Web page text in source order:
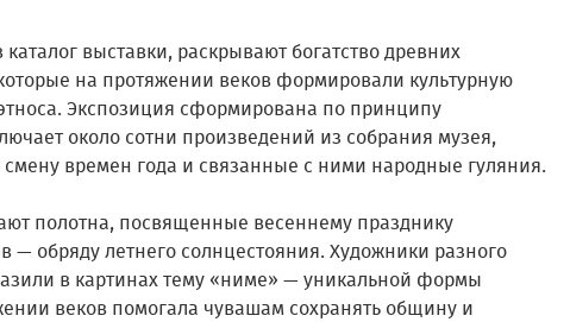
выставки, раскрывают богатство древних
на протяжении веков формировали культурную
Экспозиция сформирована по принципу
около сотни произведений из собрания музея,
смену времен года и связанные с ними народные гуляния.
полотна, посвященные весеннему празднику
— обряду летнего солнцестояния. Художники разного
в картинах тему «ниме» — уникальной формы
веков помогала чувашам сохранять общину и